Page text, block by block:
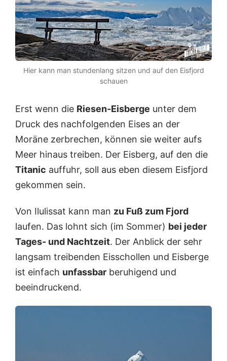
Hier kann man stundenlang sitzen und auf den Eisfjord
schauen
Erst wenn die Riesen-Eisberge unter dem
Druck des nachfolgenden Eises an der
Moräne zerbrechen, können sie weiter aufs
Meer hinaus treiben. Der Eisberg, auf den die
Titanic auffuhr, soll aus eben diesem Eisfjord
gekommen sein.
Von Ilulissat kann man zu Fuß zum Fjord
laufen. Das lohnt sich (im Sommer) bei jeder
Tages- und Nachtzeit. Der Anblick der sehr
langsam treibenden Eisschollen und Eisberge
ist einfach unfassbar beruhigend und
beeindruckend.